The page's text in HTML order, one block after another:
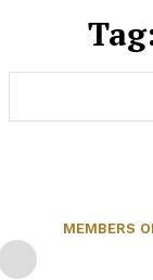
MEMBERS